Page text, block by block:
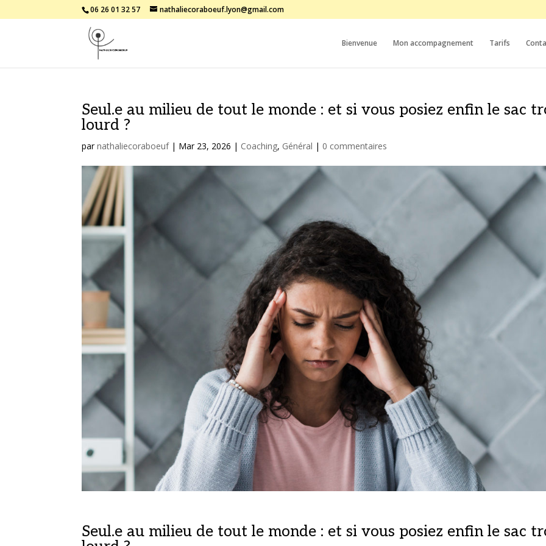
06 26 01 32 57 nathaliecoraboeuf.lyon@gmail.com
Bienvenue Mon accompagnement Tarifs
Seul.e au milieu de tout le monde : et si vous posiez enfin le sac
lourd ?
parnathaliecoraboeuf| Mar 23, 2026 | Coaching, Général | 0 commentaires
Seul.e au milieu de tout le monde : et si vous posiez enfin le sac